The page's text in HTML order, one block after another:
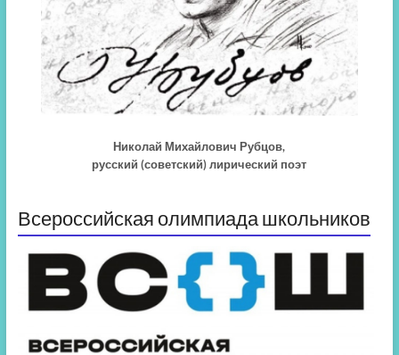
Николай Михайлович Рубцов,
русский (советский) лирический поэт
Всероссийская олимпиада школьников